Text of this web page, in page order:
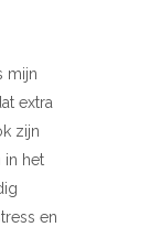
mijn
extra
zijn
in het
en